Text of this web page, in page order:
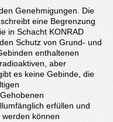
Genehmigungen. Die
eine Begrenzung
in Schacht KONRAD
Schutz von Grund- und
enthaltenen
aber
es keine Gebinde, die
erfüllen und
können